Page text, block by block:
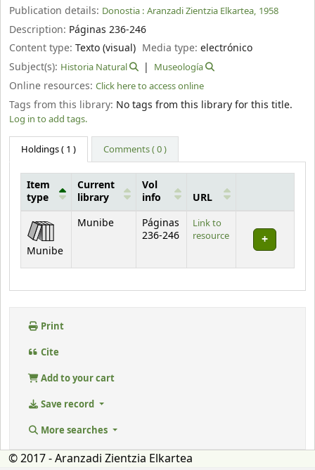
Publication details: Donostia : Aranzadi Zientzia Elkartea, 1958
Description: Páginas 236-246
Content type: Texto (visual) Media type:electrónico
Subject(s): Historia Natural Museología
Online resources: Click here to access online
Tags from this library: No tags from this library for this title.
Log in to add tags.
Holdings( 1 ) Comments ( 0 )
Holdings
Item
type
Current
library
Vol
info
URL
Munibe
Munibe
Páginas
236-246
Link to
resource
Print
Cite
Add to your cart
Save record
More searches
© 2017 - Aranzadi Zientzia Elkartea